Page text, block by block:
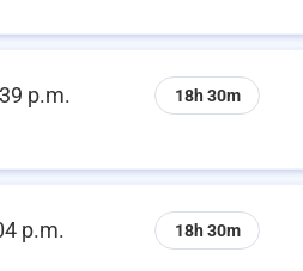
p.m. 18h 30m
p.m. 18h 30m